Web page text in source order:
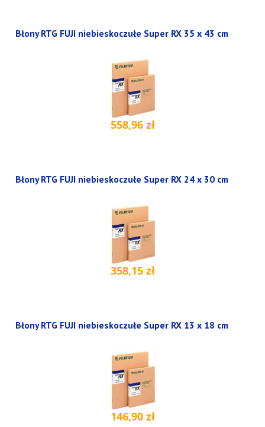
Błony RTG FUJI niebieskoczułe Super RX 35 x 43 cm
558,96 zł
Błony RTG FUJI niebieskoczułe Super RX 24 x 30 cm
358,15 zł
Błony RTG FUJI niebieskoczułe Super RX 13 x 18 cm
146,90 zł